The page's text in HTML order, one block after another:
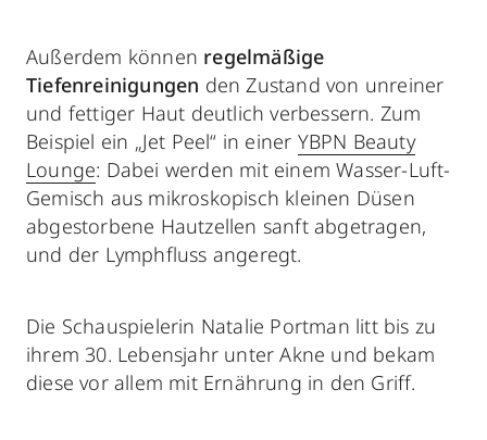
Außerdem können regelmäßige
Tiefenreinigungen den Zustand von unreiner
und fettiger Haut deutlich verbessern. Zum
Beispiel ein „Jet Peel“ in einer YBPN Beauty
Lounge: Dabei werden mit einem Wasser-Luft-
Gemisch aus mikroskopisch kleinen Düsen
abgestorbene Hautzellen sanft abgetragen,
und der Lymphfluss angeregt.
Die Schauspielerin Natalie Portman litt bis zu
ihrem 30. Lebensjahr unter Akne und bekam
diese vor allem mit Ernährung in den Griff.